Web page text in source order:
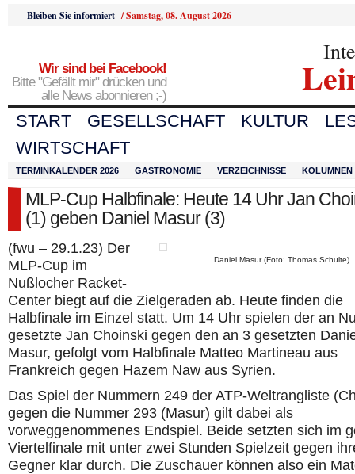
Bleiben Sie informiert /Samstag, 08. August 2026
Wir sind bei Facebook!
Bitte "Gefällt mir" drücken und
alle News abonnieren ;-)
START GESELLSCHAFT KULTUR
WIRTSCHAFT
TERMINKALENDER 2026 GASTRONOMIE VERZEICHNISSE KOLUMNEN
MLP-Cup Halbfinale: Heute 14 Uhr Jan
(1) geben Daniel Masur (3)
Daniel Masur (Foto: Thomas Schulte)
(fwu – 29.1.23) Der
MLP-Cup im
Nußlocher Racket-
Center biegt auf die Zielgeraden ab. Heute finden die
Halbfinale im Einzel statt. Um 14 Uhr spielen der an
gesetzte Jan Choinski gegen den an 3 gesetzten
Masur, gefolgt vom Halbfinale Matteo Martineau aus
Frankreich gegen Hazem Naw aus Syrien.
Das Spiel der Nummern 249 der ATP-Weltrangliste
gegen die Nummer 293 (Masur) gilt dabei als
vorweggenommenes Endspiel. Beide setzten sich im
Viertelfinale mit unter zwei Stunden Spielzeit gegen
Gegner klar durch. Die Zuschauer können also ein